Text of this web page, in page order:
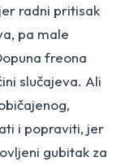
radni pritisak
pa male
freona
slučajeva. Ali
i popraviti, jer
gubitak za